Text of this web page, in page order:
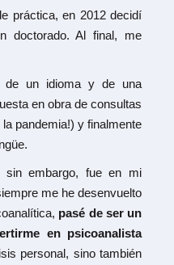
práctica, en 2012 decidí
doctorado. Al final, me
de un idioma y de una
en obra de consultas
pandemia!) y finalmente
sin embargo, fue en mi
me he desenvuelto
pasé de ser un
en psicoanalista
personal, sino también